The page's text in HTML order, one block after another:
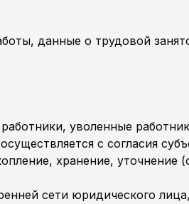
данные о трудовой
уволенные
с согласия
хранение, уточнение
сети юридического